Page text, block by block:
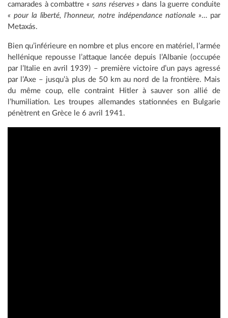
camarades à combattre« sans réserves » dans la guerre conduite
« pour la liberté, l’honneur, notre indépendance nationale »… par
Metaxás.
Bien qu’inférieure en nombre et plus encore en matériel, l’armée
hellénique repousse l’attaque lancée depuis l’Albanie (occupée
par l’Italie en avril 1939) – première victoire d’un pays agressé
par l’Axe – jusqu’à plus de 50 km au nord de la frontière. Mais
du même coup, elle contraint Hitler à sauver son allié de
l’humiliation. Les troupes allemandes stationnées en Bulgarie
pénètrent en Grèce le 6 avril 1941.